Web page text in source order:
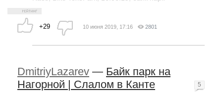
+29 10 июня 2019, 17:16 2801
DmitriyLazarev — Байк парк на
Нагорной | Слалом в Канте
5